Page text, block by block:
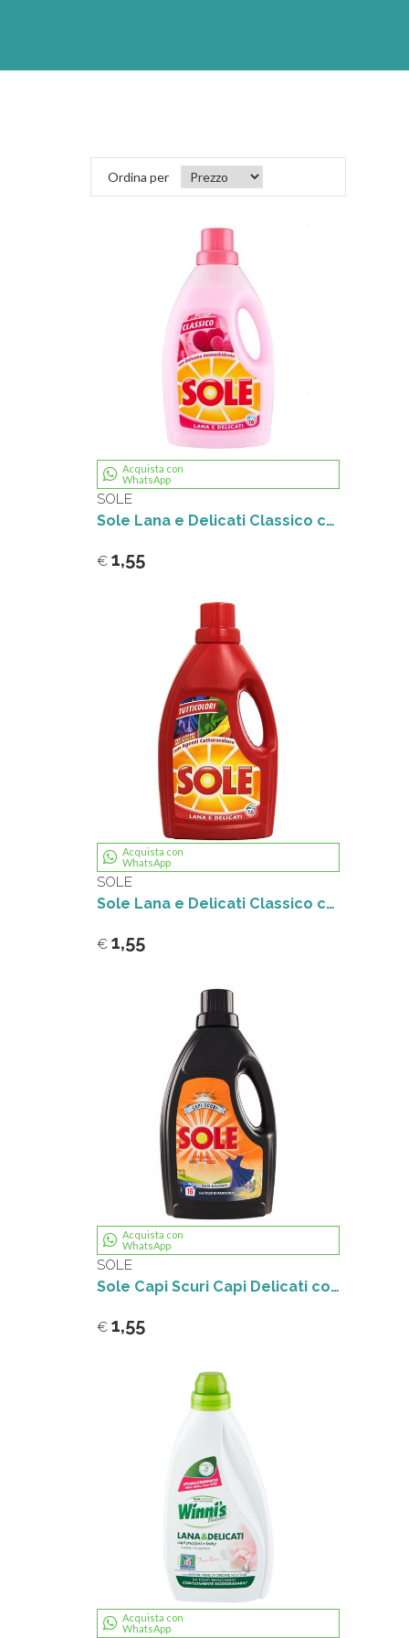
Ordina per
Acquista con
WhatsApp
SOLE
Sole Lana e Delicati Classico con Balsamo Ammorbidente 1L
€ 1,55
Acquista con
WhatsApp
SOLE
Sole Lana e Delicati Classico con Agenti Catturacolore 1L
€ 1,55
Acquista con
WhatsApp
SOLE
Sole Capi Scuri Capi Delicati con Olio di Patchouli 1 l
€ 1,55
Acquista con
WhatsApp